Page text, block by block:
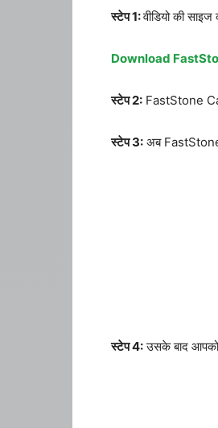
स्टेप 1:वीडियो की
Download
स्टेप 2: FastStone
स्टेप 3: अब
स्टेप 4:उसके बाद